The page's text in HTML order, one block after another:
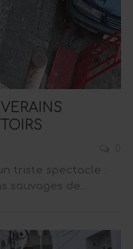
triste spectacle :
sauvages de…